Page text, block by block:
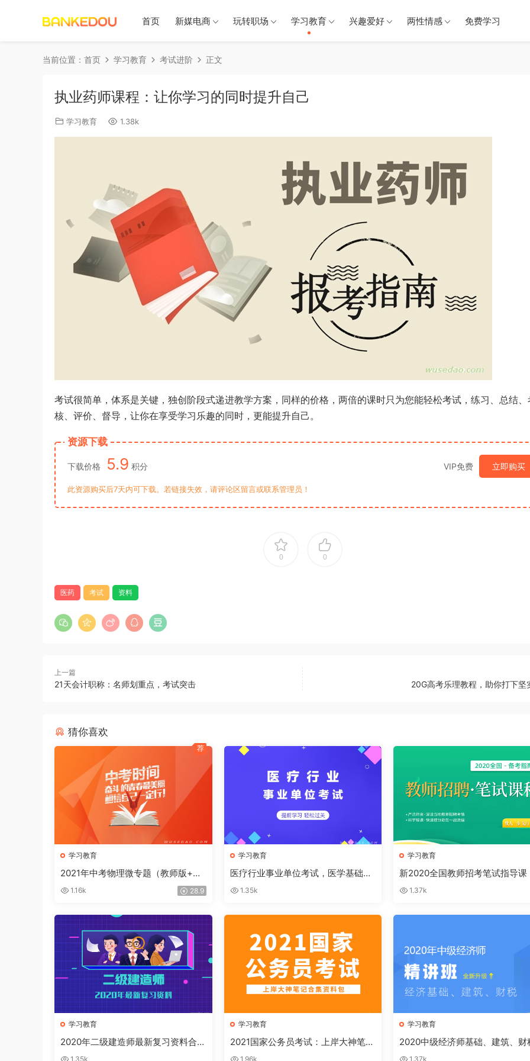
首页 新媒电商 玩转职场 学习教育 兴趣爱好 两性情感 免费学习
当前位置： 首页 学习教育 考试进阶 正文
执业药师课程：让你学习的同时提升自己
学习教育 1.38k
考试很简单，体系是关键，独创阶段式递进教学方案，同样的价格，两倍的课时只为您能轻松考试，练习、总结、
核、评价、督导，让你在享受学习乐趣的同时，更能提升自己。
资源下载
下载价格 5.9 积分 VIP免费 立即购买
此资源购买后7天内可下载。若链接失效，请评论区留言或联系管理员！
0 0
医药 考试 资料
上一篇
21天会计职称：名师划重点，考试突击 20G高考乐理教程，助你打下坚
猜你喜欢
学习教育
2021年中考物理微专题（教师版+学
生版）辅导机构专用
1.16k 28.9
荐
学习教育
医疗行业事业单位考试，医学基础知
识合集
1.35k
学习教育
新2020全国教师招考笔试指导课
人一步，先行出师
1.37k
学习教育
2020年二级建造师最新复习资料合集
包 1.35k
学习教育
2021国家公务员考试：上岸大神笔记
资料合集
1.96k
学习教育
2020中级经济师基础、建筑、财
讲班1.37k